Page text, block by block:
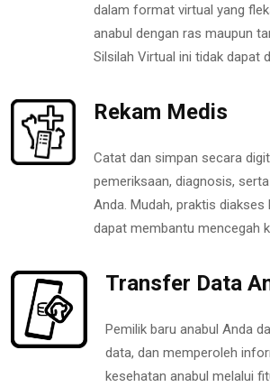
dalam format virtual yang
anabul dengan ras maupun
Silsilah Virtual ini tidak dapat
Rekam Medis
Catat dan simpan secara
pemeriksaan, diagnosis,
Anda. Mudah, praktis diakses
dapat membantu mencegah
Transfer Data
Pemilik baru anabul Anda
data, dan memperoleh
kesehatan anabul melalui